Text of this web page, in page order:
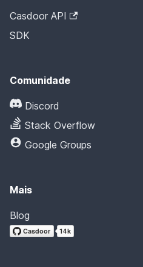
Casdoor API
SDK
Comunidade
Discord
Stack Overflow
Google Groups
Mais
Blog